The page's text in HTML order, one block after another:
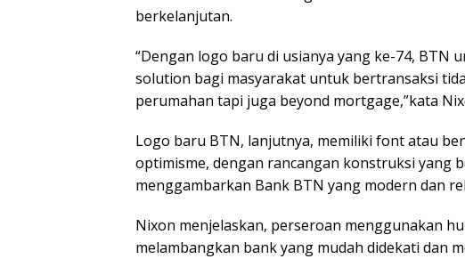
berkelanjutan.
“Dengan logo baru di usianya yang ke-74, BTN
solution bagi masyarakat untuk bertransaksi
perumahan tapi juga beyond mortgage,”kata
Logo baru BTN, lanjutnya, memiliki font atau
optimisme, dengan rancangan konstruksi yang
menggambarkan Bank BTN yang modern dan
Nixon menjelaskan, perseroan menggunakan
melambangkan bank yang mudah didekati dan